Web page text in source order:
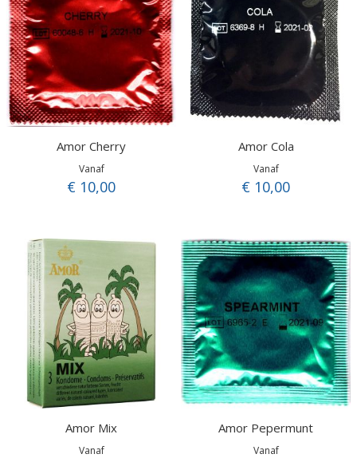
Amor Cherry
Vanaf
€ 10,00
Amor Cola
Vanaf
€ 10,00
Amor Mix
Vanaf
Amor Pepermunt
Vanaf